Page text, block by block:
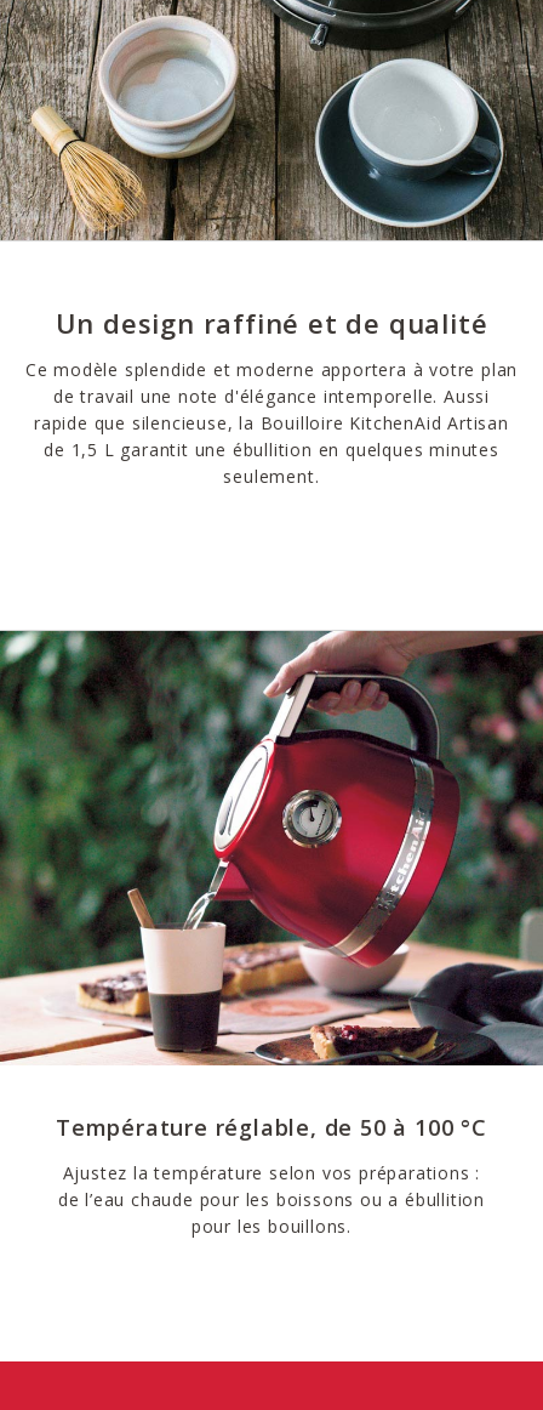
Un design raffiné et de qualité
Ce modèle splendide et moderne apportera à votre plan
de travail une note d'élégance intemporelle. Aussi
rapide que silencieuse, la Bouilloire KitchenAid Artisan
de 1,5 L garantit une ébullition en quelques minutes
seulement.
Température réglable, de 50 à 100 °C
Ajustez la température selon vos préparations :
de l’eau chaude pour les boissons ou a ébullition
pour les bouillons.